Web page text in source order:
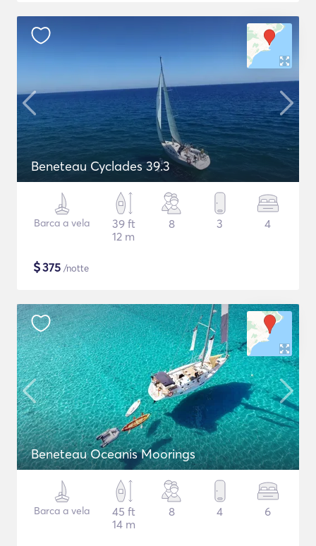
Beneteau Cyclades 39.3
Barca a vela
39 ft
12 m
8 3 4
$375 /notte
Beneteau Oceanis Moorings
Barca a vela
45 ft
14 m
8 4 6